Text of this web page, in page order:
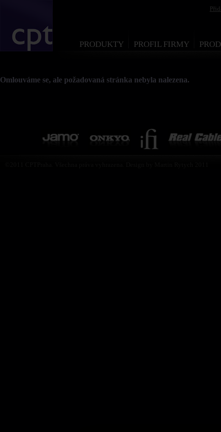
PRODUKTY PROFIL FIRMY
Omlouváme se, ale požadovaná stránka nebyla nalezena.